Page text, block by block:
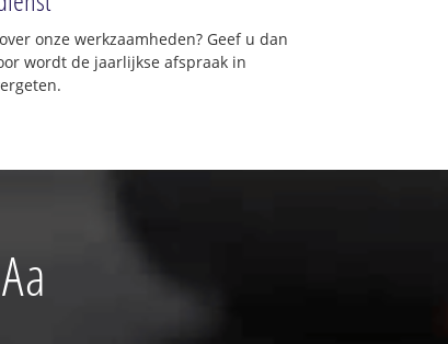
onze werkzaamheden? Geef u dan
wordt de jaarlijkse afspraak in